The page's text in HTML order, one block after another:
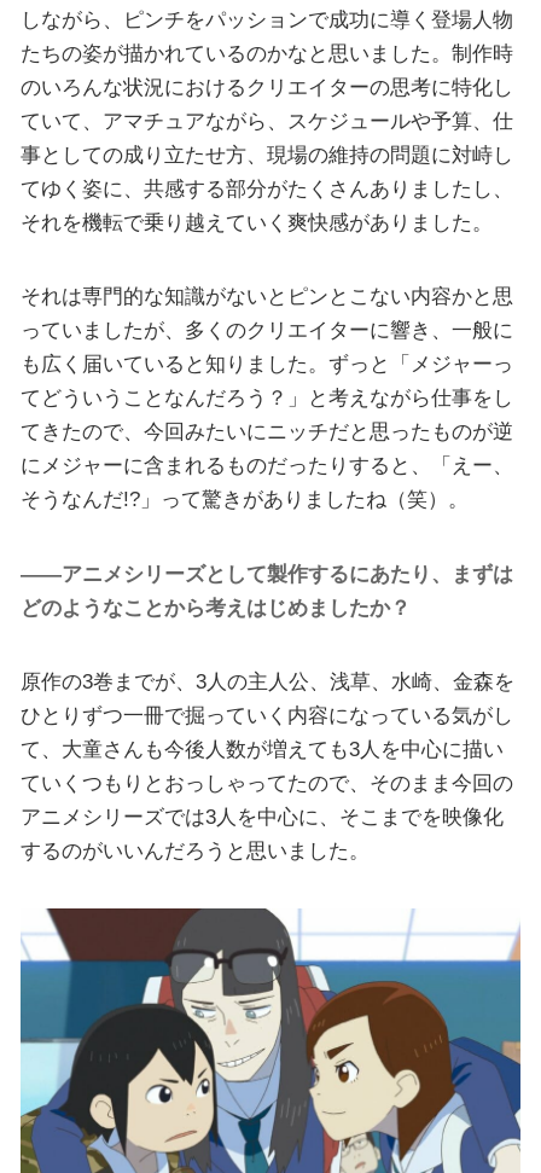
しながら、ピンチをパッションで成功に導く登場人物
たちの姿が描かれているのかなと思いました。制作時
のいろんな状況におけるクリエイターの思考に特化し
ていて、アマチュアながら、スケジュールや予算、仕
事としての成り立たせ方、現場の維持の問題に対峙し
てゆく姿に、共感する部分がたくさんありましたし、
それを機転で乗り越えていく爽快感がありました。
それは専門的な知識がないとピンとこない内容かと思
っていましたが、多くのクリエイターに響き、一般に
も広く届いていると知りました。ずっと「メジャーっ
てどういうことなんだろう？」と考えながら仕事をし
てきたので、今回みたいにニッチだと思ったものが逆
にメジャーに含まれるものだったりすると、「えー、
そうなんだ!?」って驚きがありましたね（笑）。
――アニメシリーズとして製作するにあたり、まずは
どのようなことから考えはじめましたか？
原作の3巻までが、3人の主人公、浅草、水崎、金森を
ひとりずつ一冊で掘っていく内容になっている気がし
て、大童さんも今後人数が増えても3人を中心に描い
ていくつもりとおっしゃってたので、そのまま今回の
アニメシリーズでは3人を中心に、そこまでを映像化
するのがいいんだろうと思いました。